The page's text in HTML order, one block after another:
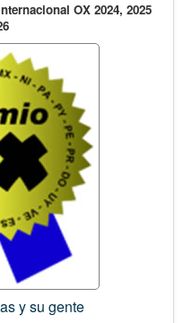
OX 2024, 2025
y su gente